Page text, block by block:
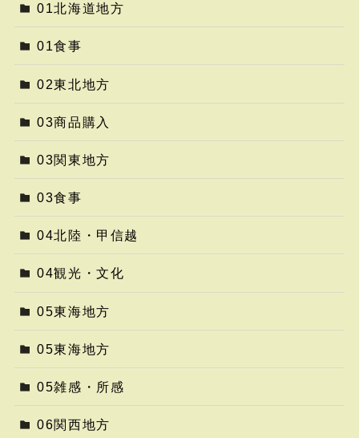
01北海道地方
01食事
02東北地方
03商品購入
03関東地方
03食事
04北陸・甲信越
04観光・文化
05東海地方
05東海地方
05雑感・所感
06関西地方